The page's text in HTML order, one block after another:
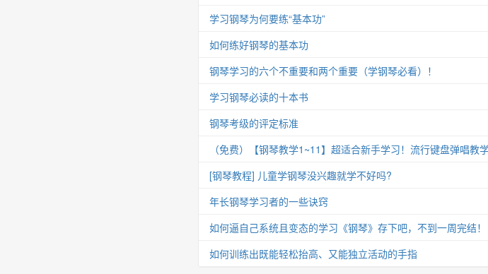
学习钢琴为何要练“基本功”
如何练好钢琴的基本功
钢琴学习的六个不重要和两个重要（学钢琴必看）！
学习钢琴必读的十本书
钢琴考级的评定标准
（免费）【钢琴教学1~11】超适合新手学习！流行键盘弹唱教
[钢琴教程] 儿童学钢琴没兴趣就学不好吗?
年长钢琴学习者的一些诀窍
如何逼自己系统且变态的学习《钢琴》存下吧，不到一周完结！
如何训练出既能轻松抬高、又能独立活动的手指